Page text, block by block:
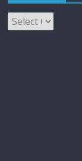
Kategori